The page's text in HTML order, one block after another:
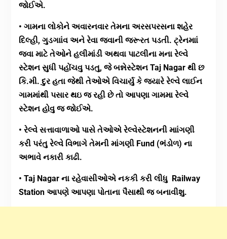
જોઈએ.
• ગામના લોકોને અવારનવાર તેમના અરસપરસના શહેર
દિલ્હી, ગુડગાાંવ અને રેવા જવાની જરૂરત પડતી. ટ્રેનમાાં
જવા માટે તેઓને હલીમાંડી અથવા પાટલીના મના રેલ્વે
સ્ટેશન સુધી પહોંચવુ પડતુ, જે બન્નેસ્ટેશન Taj Nagar થી છ
કિ.મી. દુર હતા જેથી તેઓએ વિચાર્યુ કે જયારે રેલ્વે લાઈન
ગામમાંથી પસાર થઇ જ રહી છે તો આપણા ગામમા રેલ્વે
સ્ટેશન હોવુ જ જોઈએ.
• રેલ્વે સત્તાવાળાઓ પાસે તેઓએ રેલ્વેસ્ટેશનની માાંગણી
કરી પરંતુ રેલ્વે વિભાગે તેમની માંગણી Fund (ભંડોળ) ના
અભાવે નકારી કાઢી.
• Taj Nagar ના રહેવાસીઓએ નકકી કરી લીધુ Railway
Station આપણે આપણા પોતાના પૈસાથી જ બનાવીશુ.